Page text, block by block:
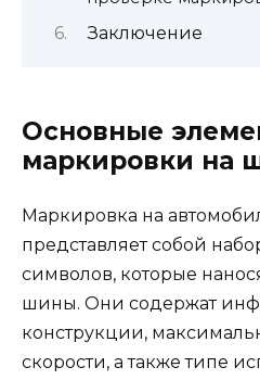
Заключение
Основные
маркировки на
Маркировка на
представляет собой
символов, которые
шины. Они содержат
конструкции,
скорости, а также типе